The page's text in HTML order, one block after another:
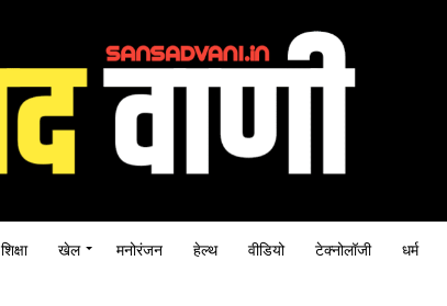
शिक्षा खेल मनोरंजन हेल्थ वीडियो टेक्नोलॉजी धर्म